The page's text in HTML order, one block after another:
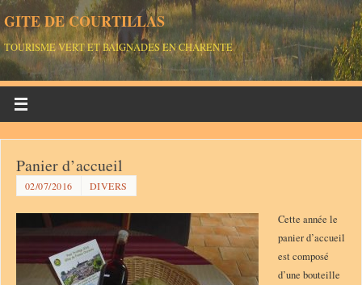
GITE DE COURTILLAS
TOURISME VERT ET BAIGNADES EN CHARENTE
Panier d’accueil
02/07/2016 DIVERS
Cette année le
panier d’accueil
est composé
d’une bouteille